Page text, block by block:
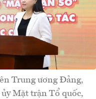
Trung ương Đảng,
Mặt trận Tổ quốc,